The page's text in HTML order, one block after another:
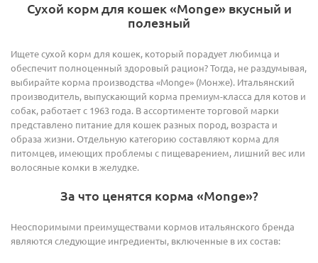
Сухой корм для кошек «Monge» вкусный и
полезный
Ищете сухой корм для кошек, который порадует любимца и
обеспечит полноценный здоровый рацион? Тогда, не раздумывая,
выбирайте корма производства «Monge» (Монже). Итальянский
производитель, выпускающий корма премиум-класса для котов и
собак, работает с 1963 года. В ассортименте торговой марки
представлено питание для кошек разных пород, возраста и
образа жизни. Отдельную категорию составляют корма для
питомцев, имеющих проблемы с пищеварением, лишний вес или
волосяные комки в желудке.
За что ценятся корма «Monge»?
Неоспоримыми преимуществами кормов итальянского бренда
являются следующие ингредиенты, включенные в их состав: